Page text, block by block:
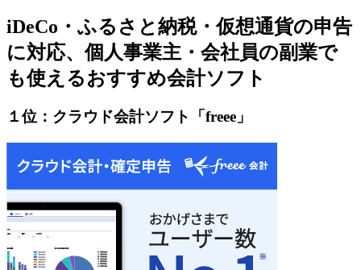
iDeCo・ふるさと納税・仮想通貨の申告
に対応、個人事業主・会社員の副業で
も使えるおすすめ会計ソフト
１位：クラウド会計ソフト「freee」